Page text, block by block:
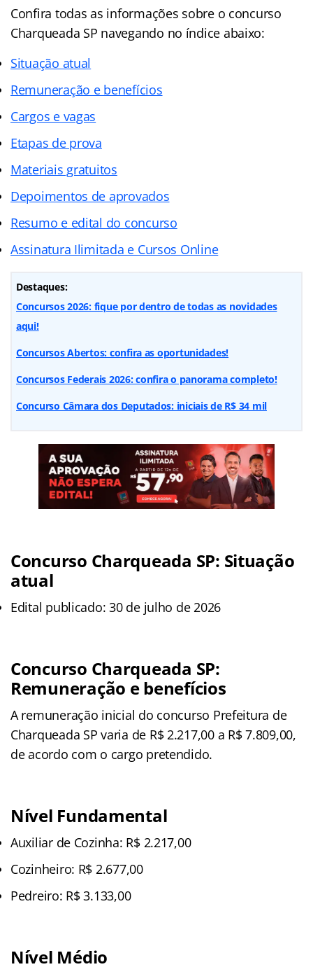
Confira todas as informações sobre o concurso
Charqueada SP navegando no índice abaixo:
Situação atual
Remuneração e benefícios
Cargos e vagas
Etapas de prova
Materiais gratuitos
Depoimentos de aprovados
Resumo e edital do concurso
Assinatura Ilimitada e Cursos Online
Destaques:
Concursos 2026: fique por dentro de todas as novidades
aqui!
Concursos Abertos: confira as oportunidades!
Concursos Federais 2026: confira o panorama completo!
Concurso Câmara dos Deputados: iniciais de R$ 34 mil
Concurso Charqueada SP: Situação
atual
Edital publicado: 30 de julho de 2026
Concurso Charqueada SP:
Remuneração e benefícios
A remuneração inicial do concurso Prefeitura de
Charqueada SP varia de R$ 2.217,00 a R$ 7.809,00,
de acordo com o cargo pretendido.
Nível Fundamental
Auxiliar de Cozinha: R$ 2.217,00
Cozinheiro: R$ 2.677,00
Pedreiro: R$ 3.133,00
Nível Médio